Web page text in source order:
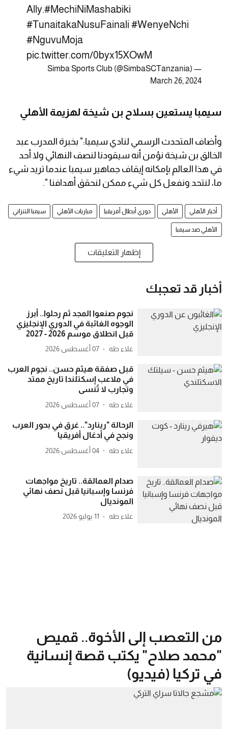
Ally.#MechiNiMashabiki
#TunaitakaNusuFainali #WenyeNchi
#NguvuMoja
pic.twitter.com/0byx15XOwM
— Simba Sports Club (@SimbaSCTanzania)
March 26, 2024
سيمبا يستعين بسلاح بن شيخة لهزيمة الأهلي
وأضاف المتحدث الرسمي لنادي سيمبا:" بخبرة المدرب عبد
الخالق بن شيخة نؤمن أنه سيقودنا لنصف النهائي ولا أحد
في هذا العالم بإمكانه إيقاف جماهير سيمبا عندما تريد شيء
ما، لنتحد ونفعل كل شيء ممكن لنحقق أهدافنا ".
أخبار الأهلي الأهلي دوري أبطال أفريقيا مباريات الأهلي سيمبا التنزاني
الأهلي ضد سيمبا
إظهار التعليقات
أخبار قد تعجبك
نجوم صنعوا المجد ثم رحلوا.. أبرز
الوجوه الغائبة في الدوري الإنجليزي
قبل انطلاق موسم 2026 - 2027
علاء طه 07 أغسطس 2026
قبل صفقة هيثم حسن.. نجوم العرب
في ملاعب إسكتلندا تاريخ ممتد
وتجارب لا تُنسى
علاء طه 07 أغسطس 2026
الرحالة "رينارد".. غرق في بحور العرب
ونجح في أدغال أفريقيا
علاء طه 04 أغسطس 2026
صدام العمالقة.. تاريخ مواجهات
فرنسا وإسبانيا قبل نصف نهائي
المونديال
علاء طه 11 يوليو 2026
من التعصب إلى الأخوة.. قميص
"محمد صلاح" يكتب قصة إنسانية
في تركيا (فيديو)